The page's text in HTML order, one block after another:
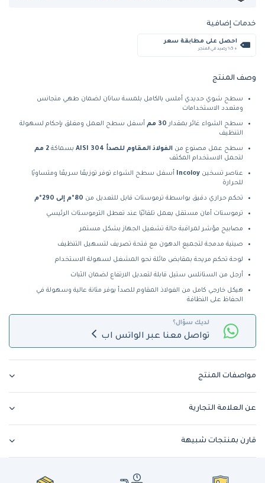
خدمات إضافية
احصل على مطابقة سعر
+ %5 رصيد في المتجر
وصف المنتج
سطح شوي حديدي أملس بالكامل بلمسة ساتان لضمان طهي متجانس
ومتعدد الاستخدامات
سطح الشواء غائر بمقدار 30 مم
أسفل سطح العمل ومغلق بإحكام لسهولة
التنظيف
سطح عمل مصنوع من الفولاذ المقاوم للصدأ AISI 304 بسماكة 2 مم
لتحمل الاستخدام المكثف
عناصر تسخين Incoloy أسفل سطح الشواء توفر توزيعًا سريعًا ومتساويًا
للحرارة
تحكم حراري دقيق بواسطة ترموستات قابل للتعديل من 80°م إلى 290°م
ترموستات أمان مستقل يعمل تلقائيًا عند تعطل الترموستات الرئيسي
مصابيح مؤشر لمراقبة حالة تشغيل الجهاز بشكل مستمر
صينية مدمجة لتجميع الدهون مع فتحة تصريف لتسهيل التنظيف
لوحة تحكم مريحة بمقابض مائلة نحو المشغل لسهولة الاستخدام
أرجل من الستانلس ستيل قابلة لتعديل الارتفاع لضمان الثبات
هيكل خارجي كامل من الفولاذ المقاوم للصدأ يوفر متانة عالية وسهولة في
الحفاظ على النظافة
لديك سؤال؟
تواصل معنا عبر الواتس اب
مواصفات المنتج
عن العلامة التجارية
قارن بمنتجات شبيهة